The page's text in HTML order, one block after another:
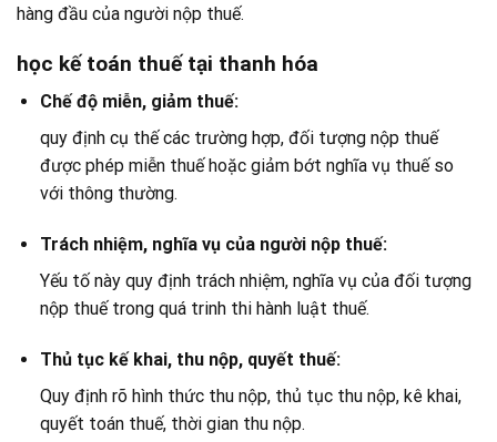
hàng đầu của người nộp thuế.
học kế toán thuế tại thanh hóa
Chế độ miễn, giảm thuế:
quy định cụ thế các trường hợp, đối tượng nộp thuế
được phép miễn thuế hoặc giảm bớt nghĩa vụ thuế so
với thông thường.
Trách nhiệm, nghĩa vụ của người nộp thuế:
Yếu tố này quy định trách nhiệm, nghĩa vụ của đối tượng
nộp thuế trong quá trinh thi hành luật thuế.
Thủ tục kế khai, thu nộp, quyết thuế:
Quy định rõ hình thức thu nộp, thủ tục thu nộp, kê khai,
quyết toán thuế, thời gian thu nộp.